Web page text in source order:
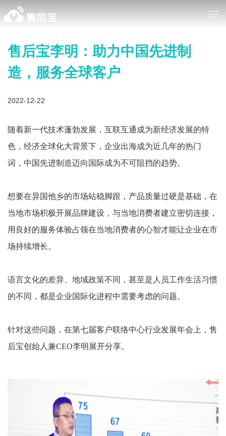
售后宝李明：助力中国先进制
造，服务全球客户
2022-12-22
随着新一代技术蓬勃发展，互联互通成为新经济发展的特
色，经济全球化大背景下，企业出海成为近几年的热门
词，中国先进制造迈向国际成为不可阻挡的趋势。
想要在异国他乡的市场站稳脚跟，产品质量过硬是基础，在
当地市场积极开展品牌建设，与当地消费者建立密切连接，
用良好的服务体验占领在当地消费者的心智才能让企业在市
场持续增长。
语言文化的差异、地域政策不同，甚至是人员工作生活习惯
的不同，都是企业国际化进程中需要考虑的问题。
针对这些问题，在第七届客户联络中心行业发展年会上，售
后宝创始人兼CEO李明展开分享。